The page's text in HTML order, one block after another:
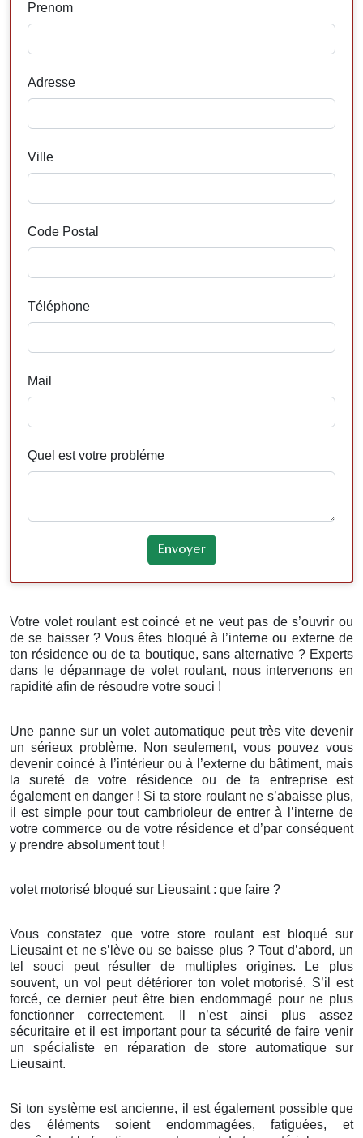
Prenom
Adresse
Ville
Code Postal
Téléphone
Mail
Quel est votre probléme
Votre volet roulant est coincé et ne veut pas de s’ouvrir ou
de se baisser ? Vous êtes bloqué à l’interne ou externe de
ton résidence ou de ta boutique, sans alternative ? Experts
dans le dépannage de volet roulant, nous intervenons en
rapidité afin de résoudre votre souci !
Une panne sur un volet automatique peut très vite devenir
un sérieux problème. Non seulement, vous pouvez vous
devenir coincé à l’intérieur ou à l’externe du bâtiment, mais
la sureté de votre résidence ou de ta entreprise est
également en danger ! Si ta store roulant ne s’abaisse plus,
il est simple pour tout cambrioleur de entrer à l’interne de
votre commerce ou de votre résidence et d’par conséquent
y prendre absolument tout !
volet motorisé bloqué sur Lieusaint : que faire ?
Vous constatez que votre store roulant est bloqué sur
Lieusaint et ne s’lève ou se baisse plus ? Tout d’abord, un
tel souci peut résulter de multiples origines. Le plus
souvent, un vol peut détériorer ton volet motorisé. S’il est
forcé, ce dernier peut être bien endommagé pour ne plus
fonctionner correctement. Il n’est ainsi plus assez
sécuritaire et il est important pour ta sécurité de faire venir
un spécialiste en réparation de store automatique sur
Lieusaint.
Si ton système est ancienne, il est également possible que
des éléments soient endommagées, fatiguées, et